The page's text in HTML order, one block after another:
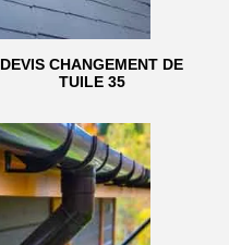
DEVIS CHANGEMENT DE
TUILE 35